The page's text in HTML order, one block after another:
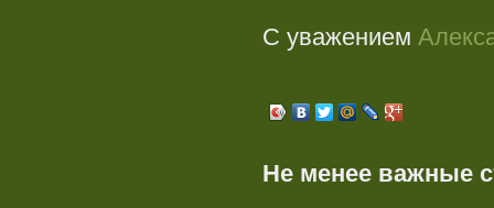
С уважением
Не менее важные